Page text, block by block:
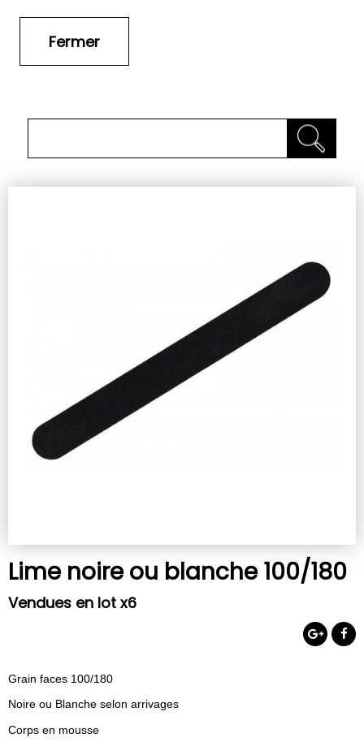
Lime noire ou blanche 100/180
Vendues en lot x6
Grain faces 100/180
Noire ou Blanche selon arrivages
Corps en mousse